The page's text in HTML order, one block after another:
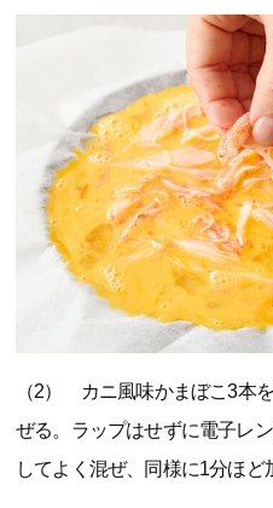
（2） カニ風味かまぼこ3本
ぜる。ラップはせずに電子レ
してよく混ぜ、同様に1分ほど